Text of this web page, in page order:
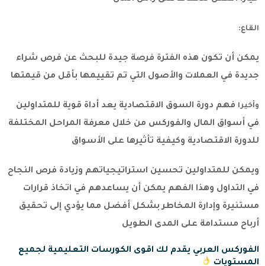
القاع:
يمكن أن تكون هذه الفترة فرصة جيدة للبحث عن فرص شراء
جديدة في العملات والأصول التي تم تقييمها بأقل من قيمتها
وأخيرا فهم دورة السوق الاقتصادية يعد أداة قوية للمتداولين
في أسواق المال والفوركس من خلال معرفة المراحل المختلفة
للدورة الاقتصادية وكيفية تأثيرها على الأسواق
ويمكن للمتداولين تحسين استراتيجياتهم وزيادة فرص النجاح
في التداول وهذا الفهم يمكن أن يساعدهم في اتخاذ قرارات
مستنيرة وإدارة المخاطر بشكل أفضل مما يؤدي إلى تحقيق
أرباح مستدامة على المدى الطويل
الفوركس العربي يقدم لك اقوى الكورسات التعليمية لجميع
المستويات